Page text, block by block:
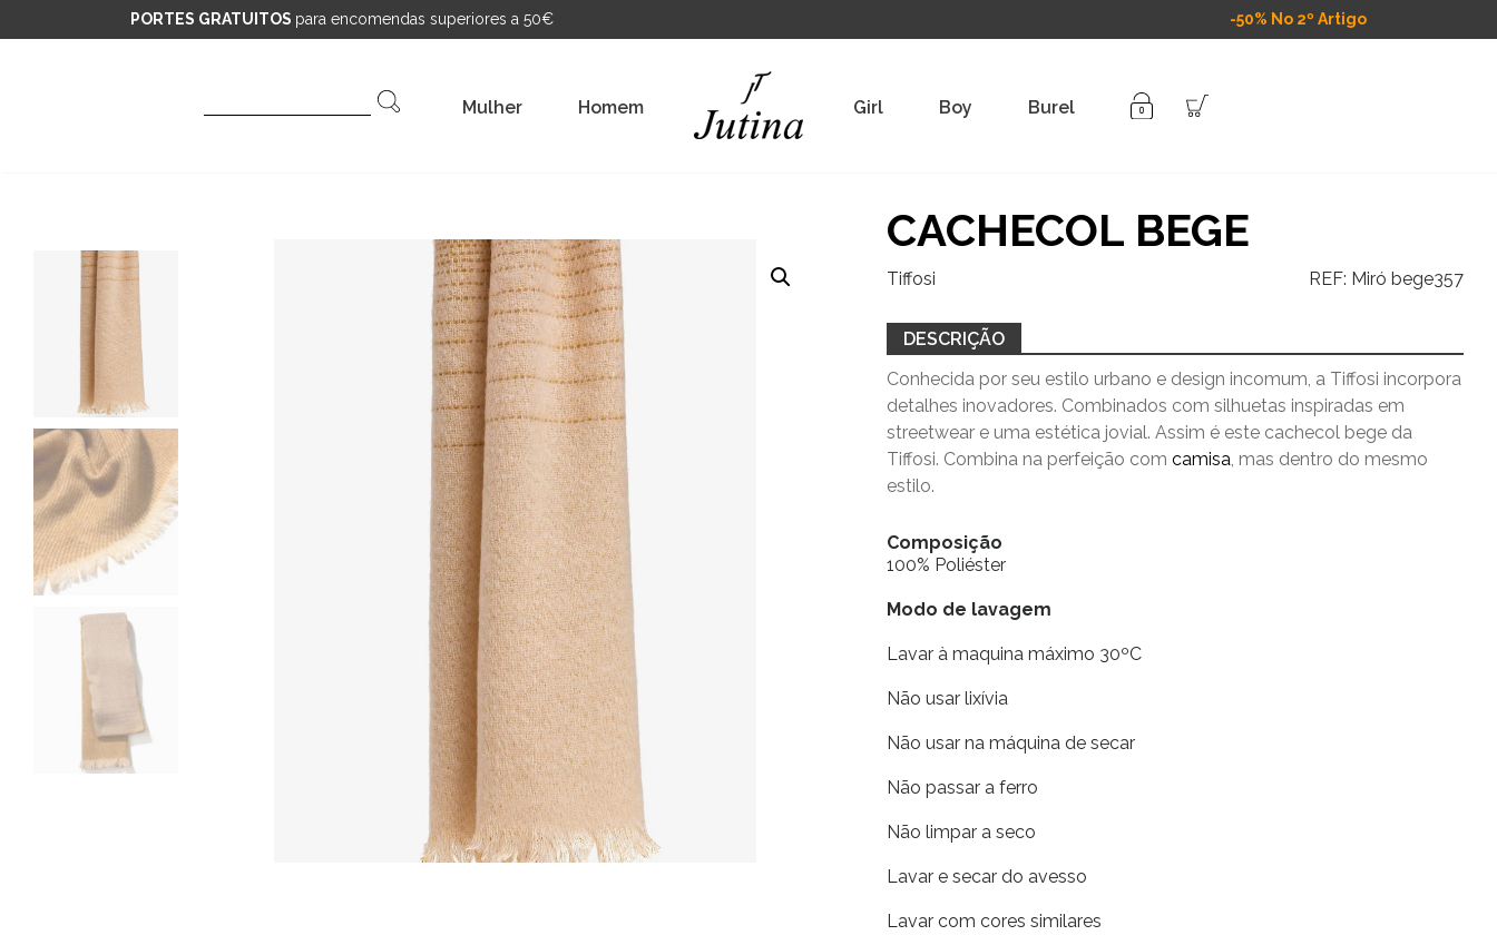
PORTES GRATUITOS para encomendas superiores a 50€ -50% No 2º Artigo
Mulher Homem Girl Boy Burel
CACHECOL BEGE
Tiffosi REF: Miró bege357
DESCRIÇÃO
Conhecida por seu estilo urbano e design incomum, a Tiffosi incorpora
detalhes inovadores. Combinados com silhuetas inspiradas em
streetwear e uma estética jovial. Assim é este cachecol bege da
Tiffosi. Combina na perfeição comcamisa, mas dentro do mesmo
estilo.
Composição
100% Poliéster
Modo de lavagem
Lavar à maquina máximo 30ºC
Não usar lixívia
Não usar na máquina de secar
Não passar a ferro
Não limpar a seco
Lavar e secar do avesso
Lavar com cores similares